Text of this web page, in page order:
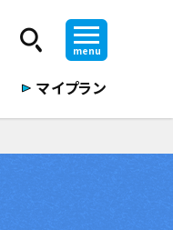
menu
マイプラン